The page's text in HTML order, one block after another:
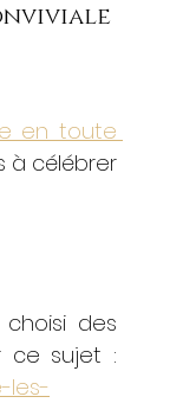
en toute
à célébrer
des
les-